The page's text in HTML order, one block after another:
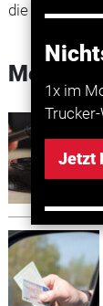
1x im
Jetzt
die
Mehr